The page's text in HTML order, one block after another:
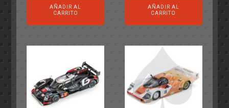
AÑADIR AL
CARRITO
AÑADIR AL
CARRITO